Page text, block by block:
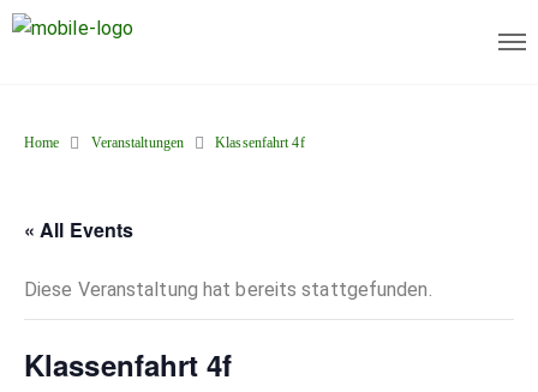
Home Veranstaltungen Klassenfahrt 4f
« All Events
Diese Veranstaltung hat bereits stattgefunden.
Klassenfahrt 4f